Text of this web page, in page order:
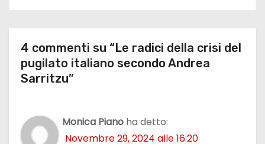
4 commenti su “Le radici della crisi del
pugilato italiano secondo Andrea
Sarritzu”
Monica Piano ha detto:
Novembre 29, 2024 alle 16:20